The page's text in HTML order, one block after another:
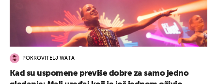
POKROVITELJ WATA
Kad su uspomene previše dobre za samo jedno